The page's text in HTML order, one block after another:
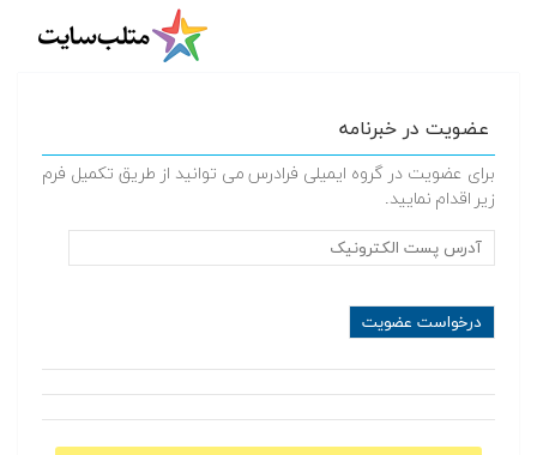
عضویت در خبرنامه
برای عضویت در گروه ایمیلی فرادرس می توانید از طریق تکمیل فرم
زیر اقدام نمایید.